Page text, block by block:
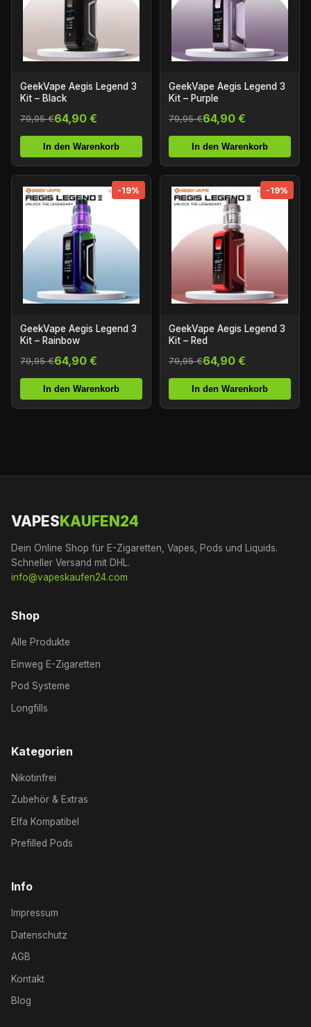
GeekVape Aegis Legend 3
Kit – Black
79,95 €64,90 €
In den Warenkorb
GeekVape Aegis Legend 3
Kit – Purple
79,95 €64,90 €
In den Warenkorb
-19%
GeekVape Aegis Legend 3
Kit – Rainbow
79,95 €64,90 €
In den Warenkorb
-19%
GeekVape Aegis Legend 3
Kit – Red
79,95 €64,90 €
In den Warenkorb
VAPES KAUFEN24
Dein Online Shop für E-Zigaretten, Vapes, Pods und Liquids.
Schneller Versand mit DHL.
info@vapeskaufen24.com
Shop
Alle Produkte
Einweg E-Zigaretten
Pod Systeme
Longfills
Kategorien
Nikotinfrei
Zubehör & Extras
Elfa Kompatibel
Prefilled Pods
Info
Impressum
Datenschutz
AGB
Kontakt
Blog